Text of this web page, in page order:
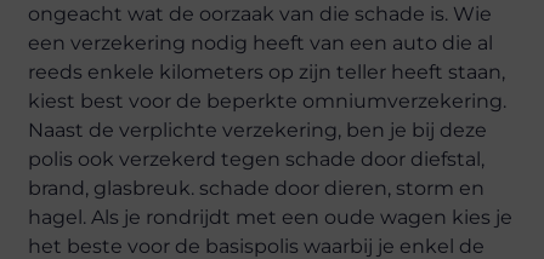
ongeacht wat de oorzaak van die schade is. Wie
een verzekering nodig heeft van een auto die al
reeds enkele kilometers op zijn teller heeft staan,
kiest best voor de beperkte omniumverzekering.
Naast de verplichte verzekering, ben je bij deze
polis ook verzekerd tegen schade door diefstal,
brand, glasbreuk. schade door dieren, storm en
hagel. Als je rondrijdt met een oude wagen kies je
het beste voor de basispolis waarbij je enkel de